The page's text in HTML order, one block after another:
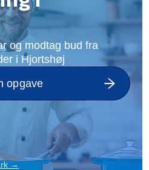
og modtag bud fra
i Hjortshøj
opgave
→